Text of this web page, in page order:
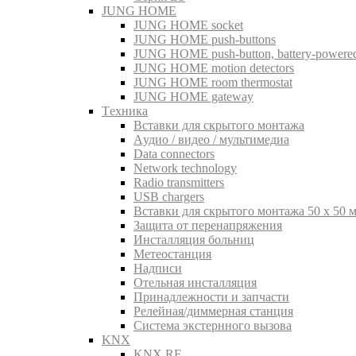
JUNG HOME
JUNG HOME socket
JUNG HOME push-buttons
JUNG HOME push-button, battery-
JUNG HOME motion detectors
JUNG HOME room thermostat
JUNG HOME gateway
Tехника
Вставки для скрытого монтажа
Aудио / видео / мультимедиа
Data connectors
Network technology
Radio transmitters
USB chargers
Вставки для скрытого монтажа 50 x 50
Защита от перенапряжения
Инсталляция больниц
Метеостанция
Надписи
Отельная инсталляция
Принадлежности и запчасти
Релейная/диммерная станция
Система экстернного вызова
KNX